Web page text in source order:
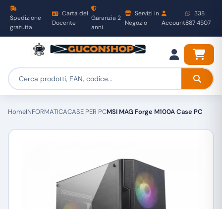
Spedizione
gratuita
Carta del
Docente
Garanzia 2
anni
Servizi in
Negozio
Account
338
887 4507
HomeINFORMATICACASE PER PCMSI MAG Forge M100A Case PC